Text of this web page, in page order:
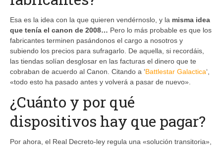
Esa es la idea con la que quieren vendérnoslo, y la misma idea
que tenía el canon de 2008… Pero lo más probable es que los
fabricantes terminen pasándonos el cargo a nosotros y
subiendo los precios para sufragarlo. De aquella, si recordáis,
las tiendas solían desglosar en las facturas el dinero que te
cobraban de acuerdo al Canon. Citando a ‘Battlestar Galactica‘,
«todo esto ha pasado antes y volverá a pasar de nuevo».
¿Cuánto y por qué
dispositivos hay que pagar?
Por ahora, el Real Decreto-ley regula una «solución transitoria»,